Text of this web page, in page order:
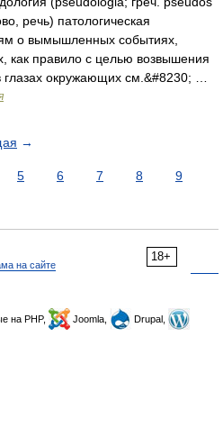
речь) патологическая
о вымышленных событиях,
как правило с целью возвышения
глазах окружающих см.&#8230; …
→
5 6 7 8
9
18+
на сайте
на PHP, Joomla,
Drupal,